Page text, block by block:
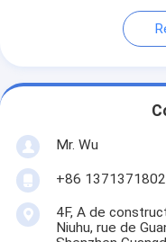
Mr. Wu
+86
4F, A de
Niuhu, rue de